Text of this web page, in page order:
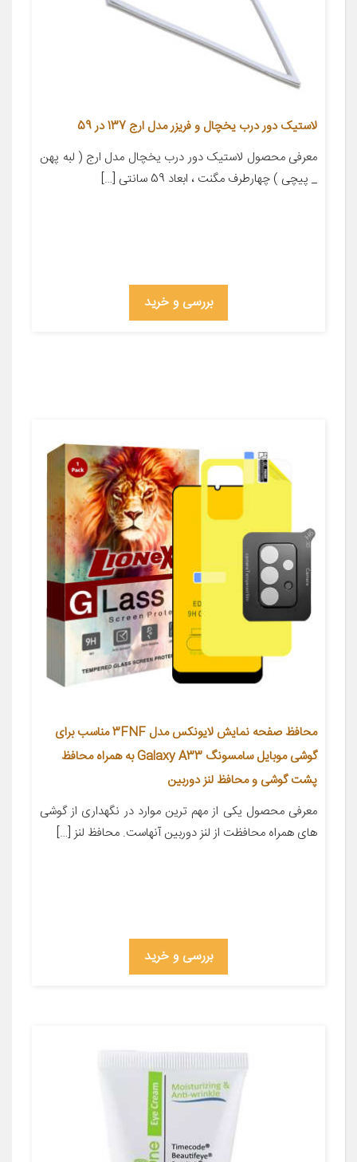
لاستیک دور درب یخچال و فریزر مدل ارج 137 در 59
معرفی محصول لاستیک دور درب یخچال مدل ارج ( لبه پهن
_ پیچی ) چهارطرف مگنت ، ابعاد 59 سانتی […]
بررسی و خرید
محافظ صفحه نمایش لایونکس مدل 3FNF مناسب برای
گوشی موبایل سامسونگ Galaxy A33 به همراه محافظ
پشت گوشی و محافظ لنز دوربین
معرفی محصول یکی از مهم ترین موارد در نگهداری از گوشی
های همراه محافظت از لنز دوربین آنهاست. محافظ لنز […]
بررسی و خرید